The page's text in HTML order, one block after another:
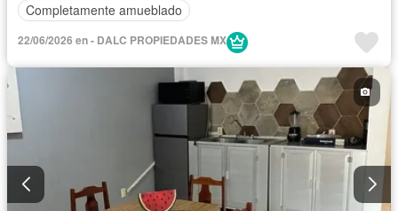
Completamente amueblado
22/06/2026 en - DALC PROPIEDADES MX